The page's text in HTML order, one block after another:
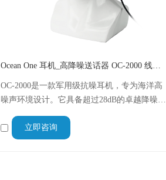
Ocean One 耳机_高降噪送话器 OC-2000 线长15M
OC-2000是一款军用级抗噪耳机，专为海洋高
噪声环境设计。它具备超过28dB的卓越降噪性
能，并配备可旋转麦克风和15米长电缆。其轻
量化、坚固耐用的结构使其成为MRC MR-
2000海事电话系统的理想配件 。
立即咨询